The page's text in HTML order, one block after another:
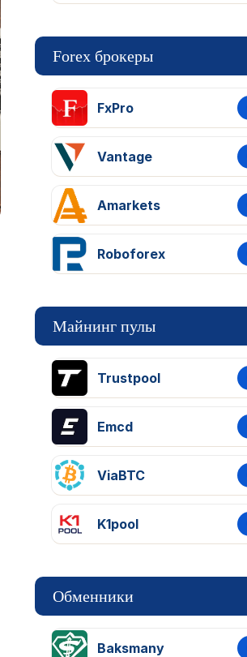
Forex брокеры
FxPro
Vantage
Amarkets
Roboforex
Майнинг пулы
Trustpool
Emcd
ViaBTC
K1pool
Обменники
Baksmany